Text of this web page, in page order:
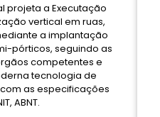
projeta a Executação
vertical em ruas,
a implantação
pórticos, seguindo as
competentes e
tecnologia de
as especificações
ABNT.